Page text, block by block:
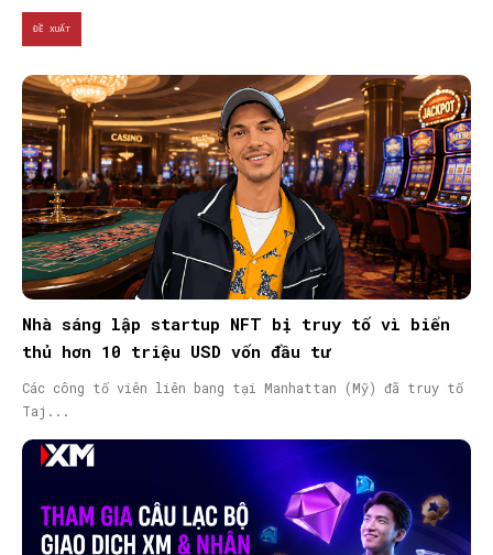
ĐỀ XUẤT
Nhà sáng lập startup NFT bị truy tố vì biển
thủ hơn 10 triệu USD vốn đầu tư
Các công tố viên liên bang tại Manhattan (Mỹ) đã truy tố
Taj...